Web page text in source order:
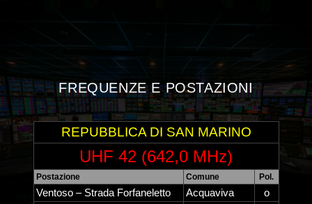
FREQUENZE E POSTAZIONI
REPUBBLICA DI SAN MARINO
UHF 42 (642,0 MHz)
Postazione Comune Pol.
Ventoso – Strada Forfaneletto Acquaviva
o